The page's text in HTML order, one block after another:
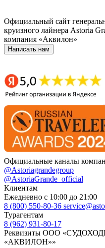
Официальный сайт
круизного лайнера Astoria
компания «Аквилон»
Написать нам
Официальные каналы
@Astoriagrandegroup
@AstoriaGrande_official
Клиентам
Ежедневно с 10:00 до 21:00
8 (800) 550-80-36
Турагентам
8 (962) 931-80-17
Реквизиты ООО
«АКВИЛОН»»